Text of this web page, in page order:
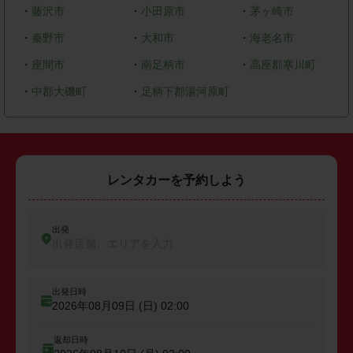
・ 藤沢市 ・ 小田原市 ・ 茅ヶ崎市
・ 秦野市 ・ 大和市 ・ 海老名市
・ 座間市 ・ 南足柄市 ・ 高座郡寒川町
・ 中郡大磯町 ・ 足柄下郡湯河原町
レンタカーを予約しよう
出発
出発日時
2026年08月09日 (日) 02:00
返却日時